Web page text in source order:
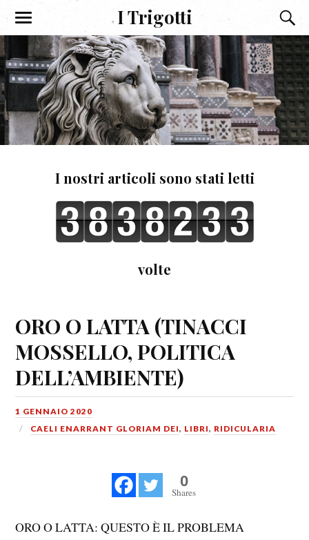
I Trigotti
I nostri articoli sono stati letti
volte
ORO O LATTA (TINACCI
MOSSELLO, POLITICA
DELL’AMBIENTE)
1 GENNAIO 2020
CAELI ENARRANT GLORIAM DEI, LIBRI, RIDICULARIA
0
Shares
ORO O LATTA: QUESTO È IL PROBLEMA